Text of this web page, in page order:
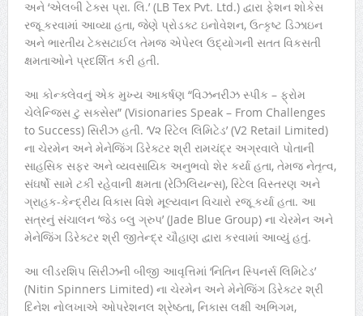
અને ‘એલબી ટેક્સ પ્રા. લિ.’ (LB Tex Pvt. Ltd.) દ્વારા ફેશન શોકેસ
રજૂ કરવામાં આવ્યા હતા, જેણે પ્રોડક્ટ ઇનોવેશન, ઉત્કૃષ્ટ ડિઝાઇન
અને ભારતીય ટેક્સટાઈલ તેમજ એપેરલ ઉદ્યોગની સતત વિકસતી
ક્ષમતાઓને પ્રદર્શિત કરી હતી.
આ કોન્ક્લેવનું એક મુખ્ય આકર્ષણ “વિઝનરીઝ સ્પીક – ફ્રોમ
ચેલેન્જિસ ટુ સક્સેસ” (Visionaries Speak – From Challenges
to Success) સિરીઝ હતી. ‘V૨ રિટેલ લિમિટેડ’ (V2 Retail Limited)
ના ચેરમેન અને મેનેજિંગ ડિરેક્ટર શ્રી રામચંદ્ર અગ્રવાલે પોતાની
સાહસિક સફર અને વ્યવસાયિક અનુભવો શેર કર્યા હતા, તેમજ નેતૃત્વ,
સંઘર્ષો સામે ટકી રહેવાની ક્ષમતા (રેઝિલિયન્સ), રિટેલ વિસ્તરણ અને
ગ્રાહક-કેન્દ્રીય વિકાસ વિશે મૂલ્યવાન વિચારો રજૂ કર્યા હતા. આ
સત્રનું સંચાલન ‘જેડ બ્લુ ગ્રુપ’ (Jade Blue Group) ના ચેરમેન અને
મેનેજિંગ ડિરેક્ટર શ્રી જીતેન્દ્ર ચૌહાણ દ્વારા કરવામાં આવ્યું હતું.
આ લીડરશિપ સિરીઝની બીજી આવૃત્તિમાં ‘નિતિન સ્પિનર્સ લિમિટેડ’
(Nitin Spinners Limited) ના ચેરમેન અને મેનેજિંગ ડિરેક્ટર શ્રી
દિનેશ નોલખાએ ઓપરેશનલ શ્રેષ્ઠતા, નિકાસ લક્ષી અભિગમ,